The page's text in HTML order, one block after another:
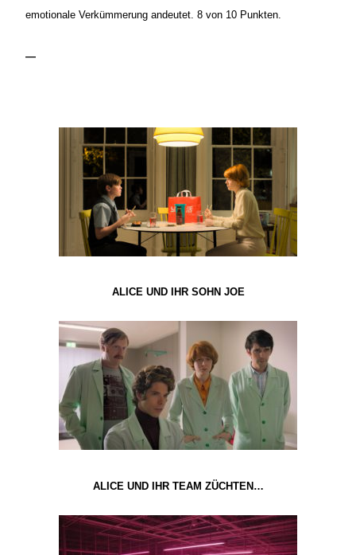
emotionale Verkümmerung andeutet. 8 von 10 Punkten.
—
ALICE UND IHR SOHN JOE
ALICE UND IHR TEAM ZÜCHTEN…